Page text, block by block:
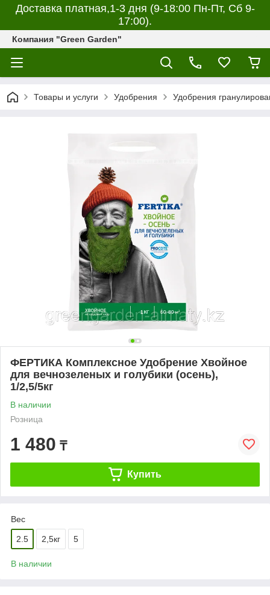
Доставка платная,1-3 дня (9-18:00 Пн-Пт, Сб 9-
17:00).
Компания "Green Garden"
Товары и услуги Удобрения Удобрения
ФЕРТИКА Комплексное Удобрение Хвойное
для вечнозеленых и голубики (осень),
1/2,5/5кг
В наличии
Розница
1 480 ₸
Купить
Вес
2.5 2,5кг 5
В наличии